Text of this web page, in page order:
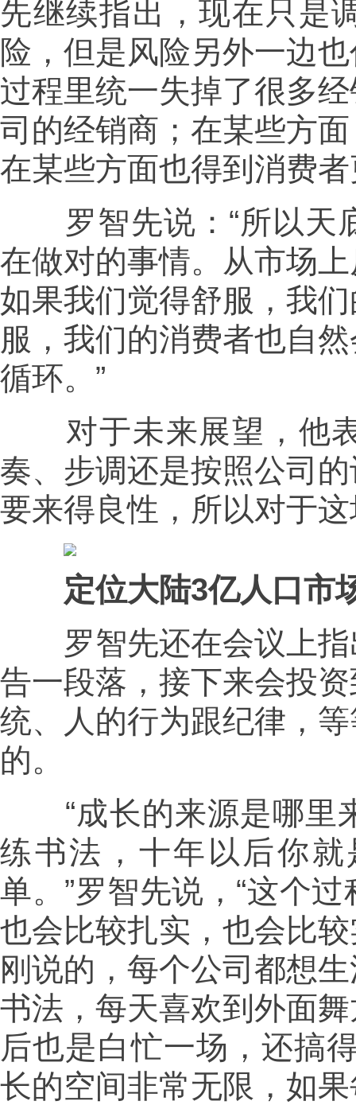
先继续指出，现在只是
险，但是风险另外一边
过程里统一失掉了很多
司的经销商；在某些方
在某些方面也得到消费
罗智先说：“所以天
在做对的事情。从市场
如果我们觉得舒服，我
服，我们的消费者也自
循环。”
对于未来展望，他表
奏、步调还是按照公司
要来得良性，所以对于
定位大陆3亿人口市
罗智先还在会议上指
告一段落，接下来会投
统、人的行为跟纪律，
的。
“成长的来源是哪里
练书法，十年以后你
单。”罗智先说，“这个
也会比较扎实，也会比
刚说的，每个公司都想
书法，每天喜欢到外面
后也是白忙一场，还搞
长的空间非常无限，如